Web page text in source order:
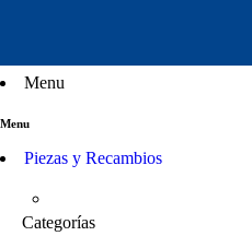
Menu
Menu
Piezas y Recambios
Categorías